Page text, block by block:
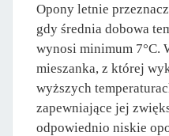
Opony letnie
gdy średnia dobowa
wynosi minimum 7°C.
mieszanka, z której
wyższych
zapewniające jej
odpowiednio niskie